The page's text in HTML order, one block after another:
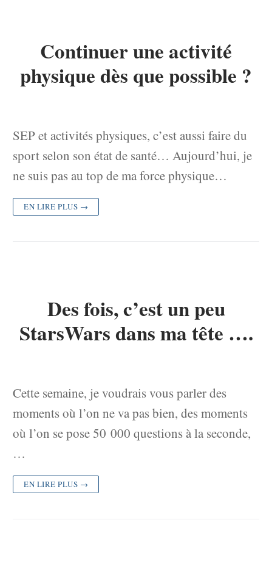
Continuer une activité
physique dès que possible ?
SEP et activités physiques, c’est aussi faire du
sport selon son état de santé… Aujourd’hui, je
ne suis pas au top de ma force physique…
EN LIRE PLUS →
Des fois, c’est un peu
StarsWars dans ma tête ….
Cette semaine, je voudrais vous parler des
moments où l’on ne va pas bien, des moments
où l’on se pose 50 000 questions à la seconde,
…
EN LIRE PLUS →